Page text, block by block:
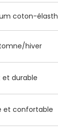
coton-
hiver
et durable
et confortable